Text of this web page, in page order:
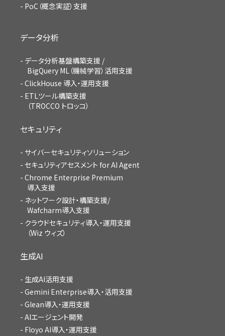
PoC（概念実証）支援
データ分析
データ分析基盤構築支援 /
BigQuery ML（機械学習）活用支援
ClickHouse 導入・運用支援
ETLツール構築支援
（TROCCO トロッコ）
セキュリティ
サイバーセキュリティソリューション
セキュリティアセスメント for AI Agent
Chrome Enterprise Premium
導入支援
ネットワーク設計・構築支援/
Wafcharm導入支援
クラウドセキュリティ導入・運用支援
（Wiz ウィズ）
生成AI
生成AI活用支援
Gemini Enterprise導入・活用支援
Glean導入・運用支援
AIエージェント開発
Floyo AI導入・運用支援